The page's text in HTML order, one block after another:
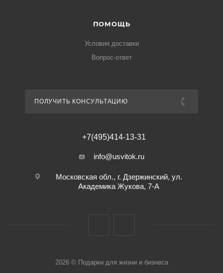
ПОМОЩЬ
Условия доставки
Вопрос-ответ
ПОЛУЧИТЬ КОНСУЛЬТАЦИЮ
+7(495)414-13-31
info@usvitok.ru
Московская обл., г. Дзержинский, ул.
Академика Жукова, 7-А
2026 © Подарки для жизни и бизнеса